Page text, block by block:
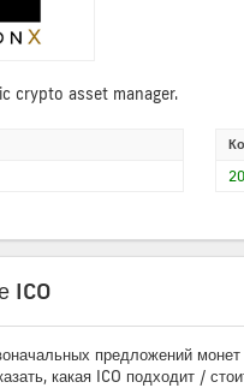
crypto asset manager.
ICO
предложений
какая ICO подходит /